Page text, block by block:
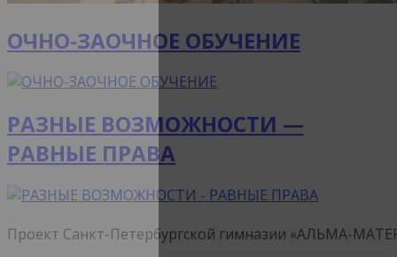
ОЧНО-ЗАОЧНОЕ ОБУЧЕНИЕ
РАЗНЫЕ ВОЗМОЖНОСТИ —
РАВНЫЕ ПРАВА
Проект Санкт-Петербургской гимназии «АЛЬМА-